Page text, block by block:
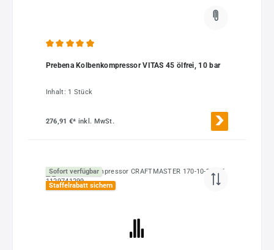
Prebena Kolbenkompressor VITAS 45 ölfrei, 10 bar
Inhalt: 1 Stück
276,91 €* inkl. MwSt.
Sofort verfügbar
Staffelrabatt sichern